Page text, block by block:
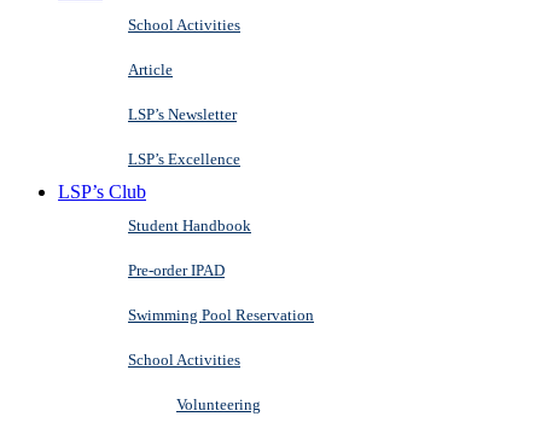
School Activities
Article
LSP’s Newsletter
LSP’s Excellence
LSP’s Club
Student Handbook
Pre-order IPAD
Swimming Pool Reservation
School Activities
Volunteering